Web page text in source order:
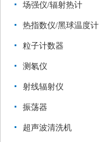
场强仪/辐射热计
热指数仪/黑球温度计
粒子计数器
测氡仪
射线辐射仪
振荡器
超声波清洗机